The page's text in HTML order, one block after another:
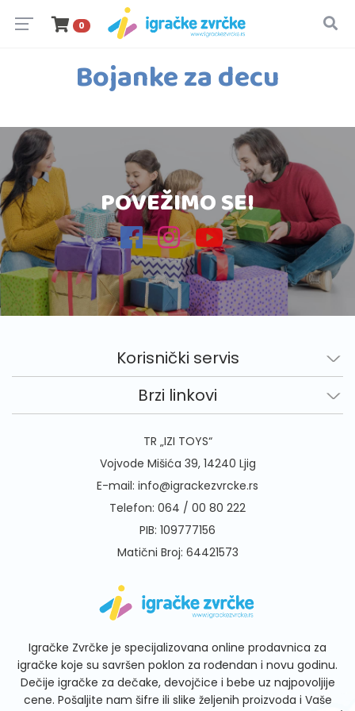
0
Bojanke za decu
POVEŽIMO SE!
Korisnički servis
Brzi linkovi
TR „IZI TOYS“
Vojvode Mišića 39, 14240 Ljig
E-mail: info@igrackezvrcke.rs
Telefon: 064 / 00 80 222
PIB: 109777156
Matični Broj: 64421573
Igračke Zvrčke je specijalizovana online prodavnica za
igračke koje su savršen poklon za rođendan i novu godinu.
Dečije igračke za dečake, devojčice i bebe uz najpovoljije
cene. Pošaljite nam šifre ili slike željenih proizvoda i Vaše